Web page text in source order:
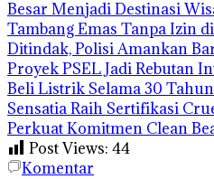
Besar Menjadi Destinasi
Tambang Emas Tanpa Izin
Ditindak, Polisi Amankan
Proyek PSEL Jadi Rebutan
Beli Listrik Selama 30 Tahun
Sensatia Raih Sertifikasi
Perkuat Komitmen Clean
Post Views: 44
Komentar